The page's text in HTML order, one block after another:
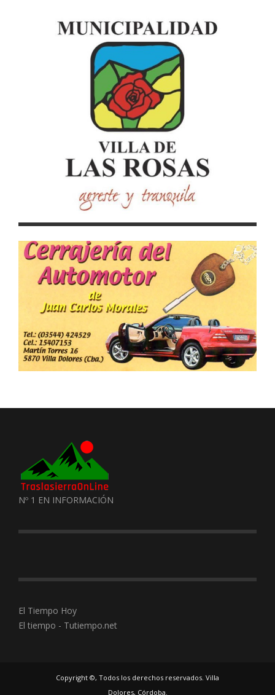
Nº 1 EN INFORMACIÓN
El Tiempo Hoy
El tiempo - Tutiempo.net
Copyright ©, Todos los derechos reservados. Villa
Dolores, Córdoba.